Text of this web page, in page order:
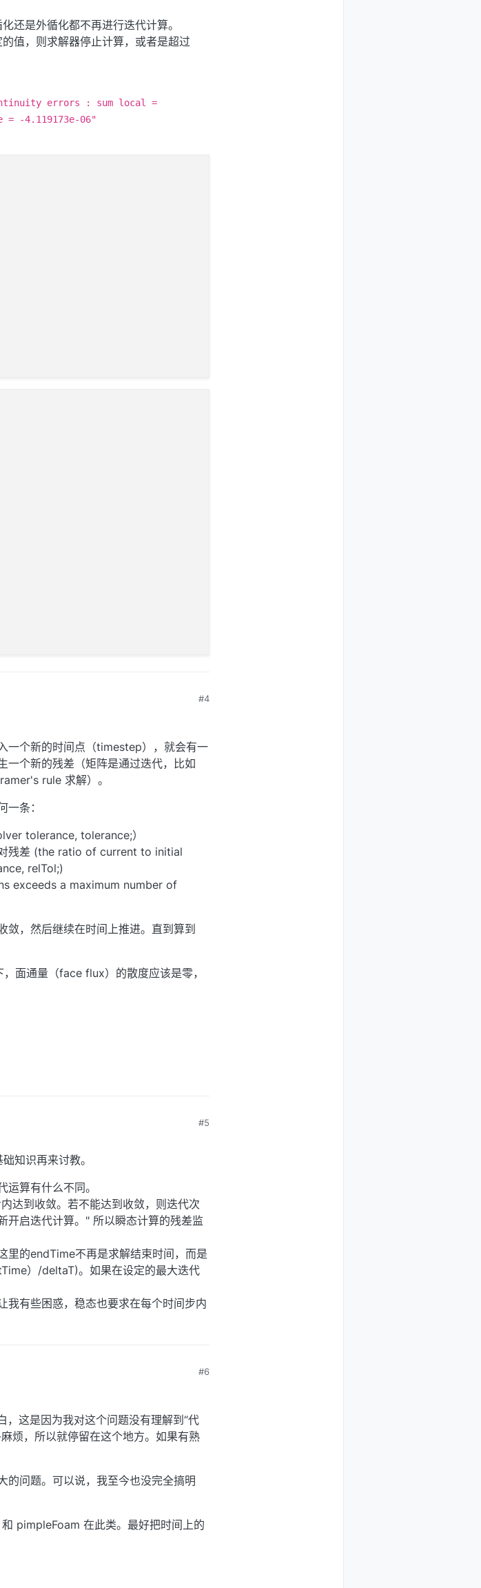
还是外循化都不再进行迭代计算。
的值，则求解器停止计算，或者是超过
errors : sum local =
= -4.119173e-06"
#4
一个新的时间点（timestep），就会有一
一个新的残差（矩阵是通过迭代，比如
rule 求解）。
条：
tolerance, tolerance;）
残差 (the ratio of current to initial
relTol;)
exceeds a maximum number of
，然后继续在时间上推进。直到算到
面通量（face flux）的散度应该是零，
#5
知识再来讨教。
算有什么不同。
达到收敛。若不能达到收敛，则迭代次
开启迭代计算。" 所以瞬态计算的残差监
里的endTime不再是求解结束时间，而是
）/deltaT)。如果在设定的最大迭代
我有些困惑，稳态也要求在每个时间步内
#6
这是因为我对这个问题没有理解到“代
烦，所以就停留在这个地方。如果有熟
的问题。可以说，我至今也没完全搞明
pimpleFoam 在此类。最好把时间上的